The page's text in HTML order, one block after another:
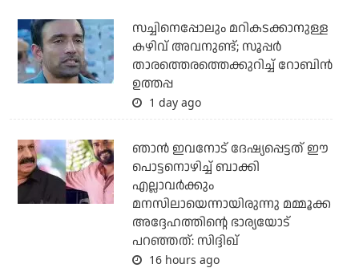
സച്ചിനെപ്പോലും മറികടക്കാനുള്ള
കഴിവ് അവനുണ്ട്; സൂപ്പര്‍
താരത്തെരത്തെക്കുറിച്ച് റോബിന്‍
ഉത്തപ്പ
1 day ago
ഞാന്‍ ഇവനോട് ദേഷ്യപ്പെട്ടത് ഈ
പൊട്ടനൊഴിച്ച് ബാക്കി
എല്ലാവര്‍ക്കും
മനസിലായെന്നായിരുന്നു മമ്മൂക്ക
അദ്ദേഹത്തിന്റെ ഭാര്യയോട്
പറഞ്ഞത്: സിദ്ദിഖ്
16 hours ago